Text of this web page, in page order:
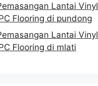
Lantai Vinyl
Flooring di pundong
Lantai Vinyl
Flooring di mlati